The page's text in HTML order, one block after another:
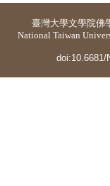
臺灣大學文學院佛
National Taiwan
doi:10.6681/